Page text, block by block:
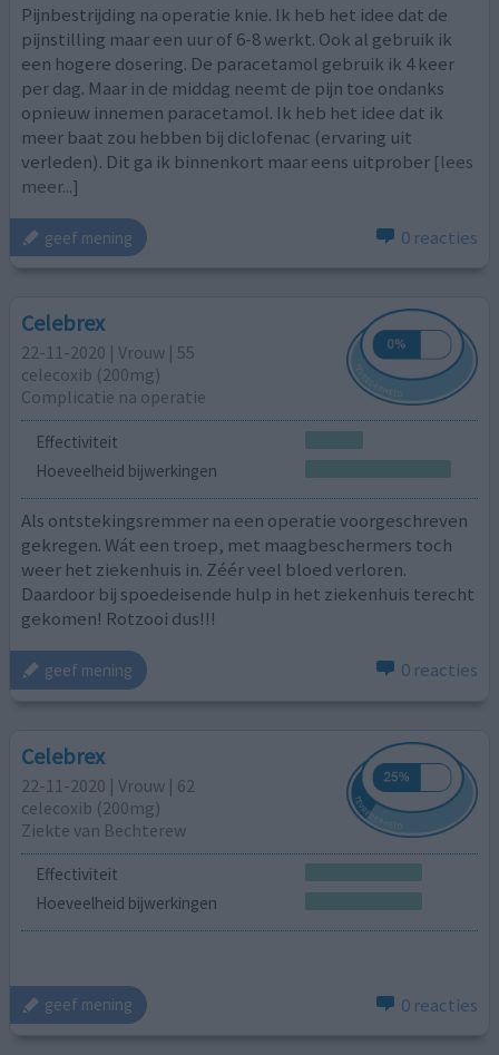
Pijnbestrijding na operatie knie. Ik heb het idee dat de
pijnstilling maar een uur of 6-8 werkt. Ook al gebruik ik
een hogere dosering. De paracetamol gebruik ik 4 keer
per dag. Maar in de middag neemt de pijn toe ondanks
opnieuw innemen paracetamol. Ik heb het idee dat ik
meer baat zou hebben bij diclofenac (ervaring uit
verleden). Dit ga ik binnenkort maar eens uitprober [lees
meer...]
geef mening 0 reacties
Celebrex
22-11-2020 | Vrouw | 55
celecoxib (200mg)
Complicatie na operatie
Effectiviteit
Hoeveelheid bijwerkingen
Als ontstekingsremmer na een operatie voorgeschreven
gekregen. Wát een troep, met maagbeschermers toch
weer het ziekenhuis in. Zéér veel bloed verloren.
Daardoor bij spoedeisende hulp in het ziekenhuis terecht
gekomen! Rotzooi dus!!!
geef mening 0 reacties
Celebrex
22-11-2020 | Vrouw | 62
celecoxib (200mg)
Ziekte van Bechterew
Effectiviteit
Hoeveelheid bijwerkingen
geef mening 0 reacties